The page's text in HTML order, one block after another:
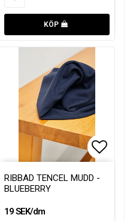
KÖP
till i favoritlistan
till i favoritlistan
RIBBAD TENCEL MUDD -
BLUEBERRY
19 SEK/dm